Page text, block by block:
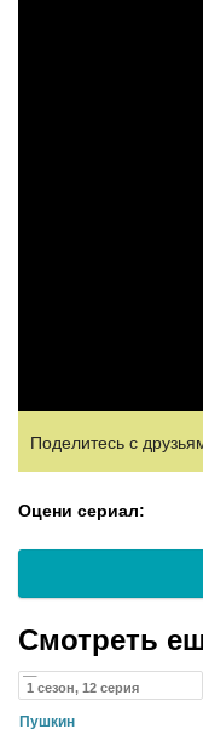
Поделитесь с
Оцени сериал:
Смотреть
1 сезон, 12 серия
Пушкин